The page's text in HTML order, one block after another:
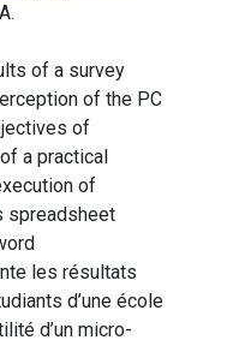
of a survey
of the PC
of
a practical
of
spreadsheet
les résultats
d’une école
d’un micro-